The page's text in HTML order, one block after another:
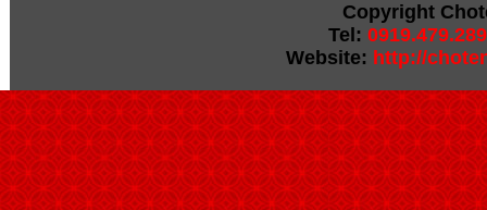
Copyright
Tel: 0919.479.289
Website: http://